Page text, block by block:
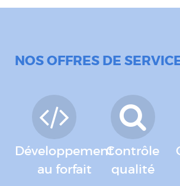
NOS OFFRES DE
Développement
au forfait
Contrôle
qualité